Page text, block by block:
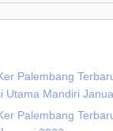
Palembang
Utama Mandiri
Palembang